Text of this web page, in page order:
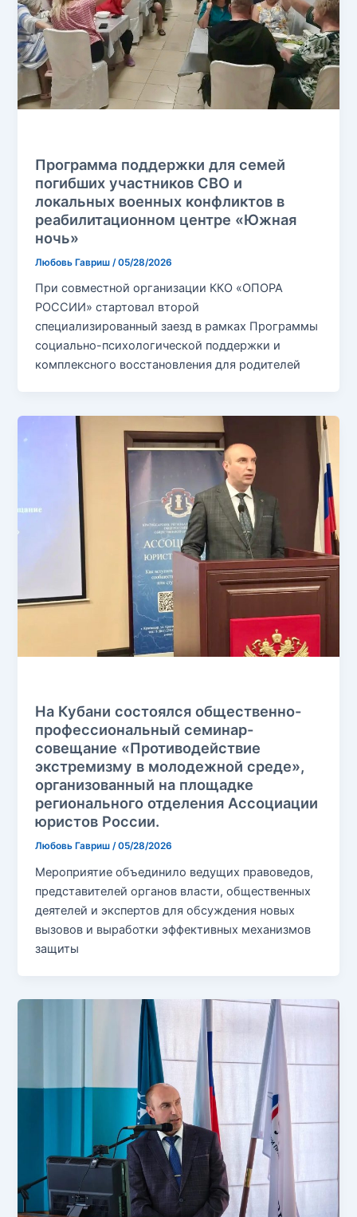
Программа поддержки для семей
погибших участников СВО и
локальных военных конфликтов в
реабилитационном центре «Южная
ночь»
Любовь Гавриш /05/28/2026
При совместной организации ККО «ОПОРА
РОССИИ» стартовал второй
специализированный заезд в рамках Программы
социально-психологической поддержки и
комплексного восстановления для родителей
На Кубани состоялся общественно-
профессиональный семинар-
совещание «Противодействие
экстремизму в молодежной среде»,
организованный на площадке
регионального отделения Ассоциации
юристов России.
Любовь Гавриш/05/28/2026
Мероприятие объединило ведущих правоведов,
представителей органов власти, общественных
деятелей и экспертов для обсуждения новых
вызовов и выработки эффективных механизмов
защиты